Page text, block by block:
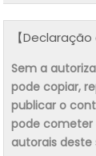
【
Sem a
pode copiar,
publicar o
pode cometer
autorais deste